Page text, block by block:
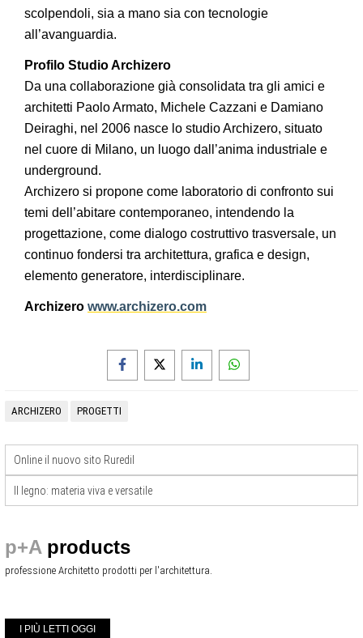
scolpendoli, sia a mano sia con tecnologie
all’avanguardia.
Profilo Studio Archizero
Da una collaborazione già consolidata tra gli amici e
architetti Paolo Armato, Michele Cazzani e Damiano
Deiraghi, nel 2006 nasce lo studio Archizero, situato
nel cuore di Milano, un luogo dall’anima industriale e
underground.
Archizero si propone come laboratorio di confronto sui
temi dell’abitare contemporaneo, intendendo la
progettazione, come dialogo costruttivo trasversale, un
continuo fondersi tra architettura, grafica e design,
elemento generatore, interdisciplinare.
Archizero www.archizero.com
ARCHIZERO PROGETTI
Online il nuovo sito Ruredil
Il legno: materia viva e versatile
p+A products
professione Architetto prodotti per l'architettura.
I PIÙ LETTI OGGI